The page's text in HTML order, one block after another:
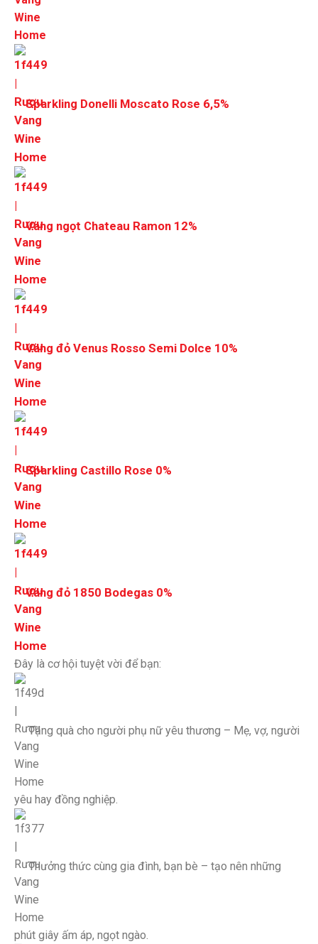
Sparkling Donelli Moscato Rose 6,5%
Vang ngọt Chateau Ramon 12%
Vang đỏ Venus Rosso Semi Dolce 10%
Sparkling Castillo Rose 0%
Vang đỏ 1850 Bodegas 0%
Đây là cơ hội tuyệt vời để bạn:
Tặng quà cho người phụ nữ yêu thương – Mẹ, vợ, người
yêu hay đồng nghiệp.
Thưởng thức cùng gia đình, bạn bè – tạo nên những
phút giây ấm áp, ngọt ngào.